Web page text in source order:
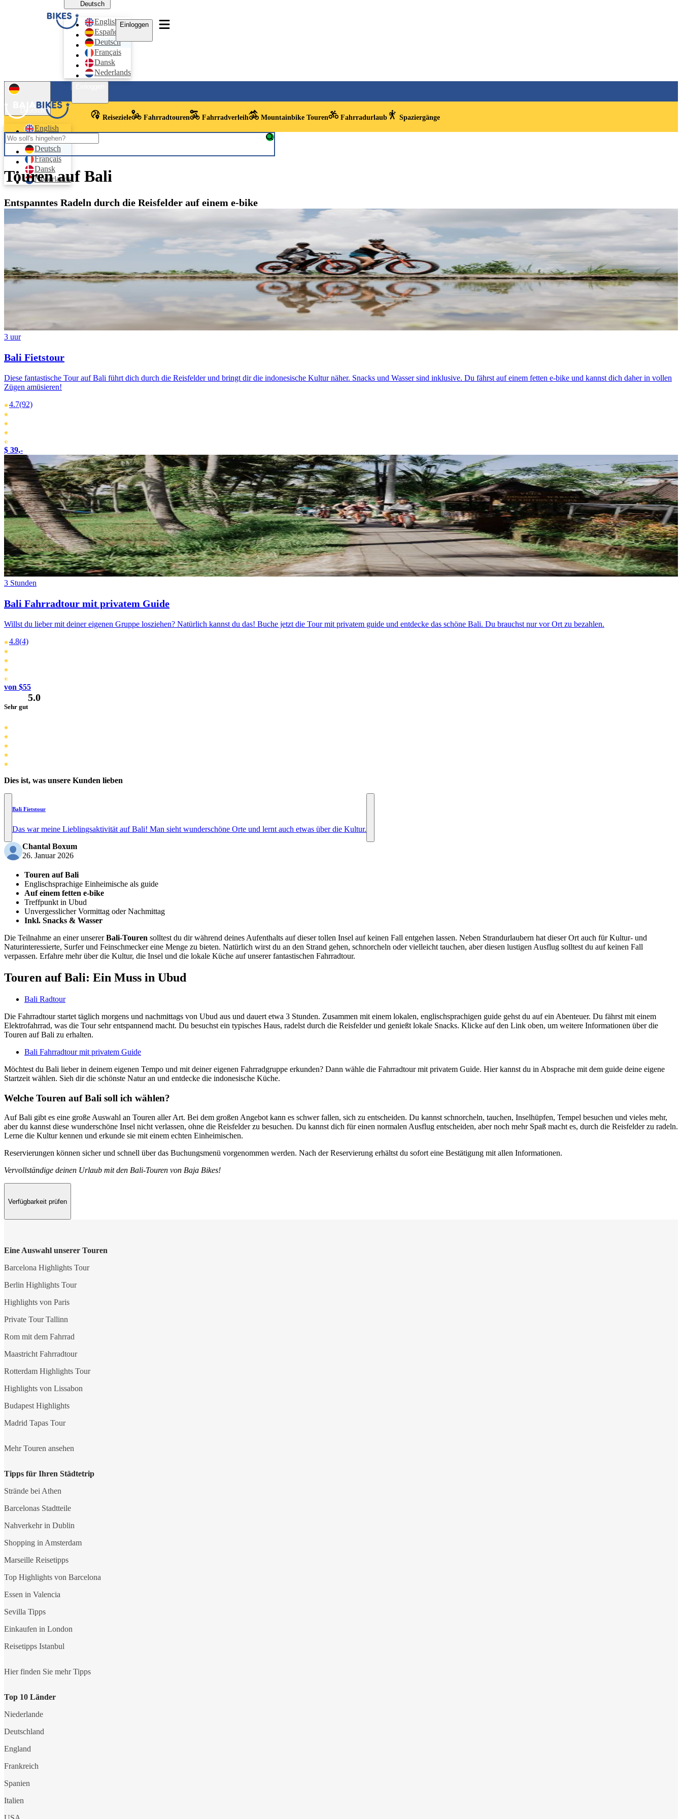
Deutsch
English
Español
Deutsch
Français
Dansk
Nederlands
Einloggen
Deutsch
English
Español
Deutsch
Français
Dansk
Nederlands
Reiseziele Fahrradtouren Fahrradverleih Mountainbike Touren Fahrradurlaub Spaziergänge
Touren auf Bali
Entspanntes Radeln durch die Reisfelder auf einem e-bike
3 uur
Bali Fietstour
Diese fantastische Tour auf Bali führt dich durch die Reisfelder und bringt dir die indonesische Kultur näher. Snacks und Wasser sind inklusive. Du fährst auf einem fetten e-bike und kannst dich daher in vollen
Zügen amüsieren!
4.7(92)
$ 39,-
3 Stunden
Bali Fahrradtour mit privatem Guide
Willst du lieber mit deiner eigenen Gruppe losziehen? Natürlich kannst du das! Buche jetzt die Tour mit privatem guide und entdecke das schöne Bali. Du brauchst nur vor Ort zu bezahlen.
4.8(4)
von $55
Sehr gut
5.0
Dies ist, was unsere Kunden lieben
Bali Fietstour
Das war meine Lieblingsaktivität auf Bali! Man sieht wunderschöne Orte und lernt auch etwas über die Kultur.
Chantal Boxum
26. Januar 2026
Touren auf Bali
Englischsprachige Einheimische als guide
Auf einem fetten e-bike
Treffpunkt in Ubud
Unvergesslicher Vormittag oder Nachmittag
Inkl. Snacks & Wasser
Die Teilnahme an einer unsererBali-Touren solltest du dir während deines Aufenthalts auf dieser tollen Insel auf keinen Fall entgehen lassen. Neben Strandurlaubern hat dieser Ort auch für Kultur- und
Naturinteressierte, Surfer und Feinschmecker eine Menge zu bieten. Natürlich wirst du an den Strand gehen, schnorcheln oder vielleicht tauchen, aber diesen lustigen Ausflug solltest du auf keinen Fall
verpassen. Erfahre mehr über die Kultur, die Insel und die lokale Küche auf unserer fantastischen Fahrradtour.
Touren auf Bali: Ein Muss in Ubud
Bali Radtour
Die Fahrradtour startet täglich morgens und nachmittags von Ubud aus und dauert etwa 3 Stunden. Zusammen mit einem lokalen, englischsprachigen guide gehst du auf ein Abenteuer. Du fährst mit einem
Elektrofahrrad, was die Tour sehr entspannend macht. Du besuchst ein typisches Haus, radelst durch die Reisfelder und genießt lokale Snacks. Klicke auf den Link oben, um weitere Informationen über die
Touren auf Bali zu erhalten.
Bali Fahrradtour mit privatem Guide
Möchtest du Bali lieber in deinem eigenen Tempo und mit deiner eigenen Fahrradgruppe erkunden? Dann wähle die Fahrradtour mit privatem Guide. Hier kannst du in Absprache mit dem guide deine eigene
Startzeit wählen. Sieh dir die schönste Natur an und entdecke die indonesische Küche.
Welche Touren auf Bali soll ich wählen?
Auf Bali gibt es eine große Auswahl an Touren aller Art. Bei dem großen Angebot kann es schwer fallen, sich zu entscheiden. Du kannst schnorcheln, tauchen, Inselhüpfen, Tempel besuchen und vieles mehr,
aber du kannst diese wunderschöne Insel nicht verlassen, ohne die Reisfelder zu besuchen. Du kannst dich für einen normalen Ausflug entscheiden, aber noch mehr Spaß macht es, durch die Reisfelder zu radeln.
Lerne die Kultur kennen und erkunde sie mit einem echten Einheimischen.
Reservierungen können sicher und schnell über das Buchungsmenü vorgenommen werden. Nach der Reservierung erhältst du sofort eine Bestätigung mit allen Informationen.
Vervollständige deinen Urlaub mit den Bali-Touren von Baja Bikes!
Verfügbarkeit prüfen
Eine Auswahl unserer Touren
Barcelona Highlights Tour
Berlin Highlights Tour
Highlights von Paris
Private Tour Tallinn
Rom mit dem Fahrrad
Maastricht Fahrradtour
Rotterdam Highlights Tour
Highlights von Lissabon
Budapest Highlights
Madrid Tapas Tour
Mehr Touren ansehen
Tipps für Ihren Städtetrip
Strände bei Athen
Barcelonas Stadtteile
Nahverkehr in Dublin
Shopping in Amsterdam
Marseille Reisetipps
Top Highlights von Barcelona
Essen in Valencia
Sevilla Tipps
Einkaufen in London
Reisetipps Istanbul
Hier finden Sie mehr Tipps
Top 10 Länder
Niederlande
Deutschland
England
Frankreich
Spanien
Italien